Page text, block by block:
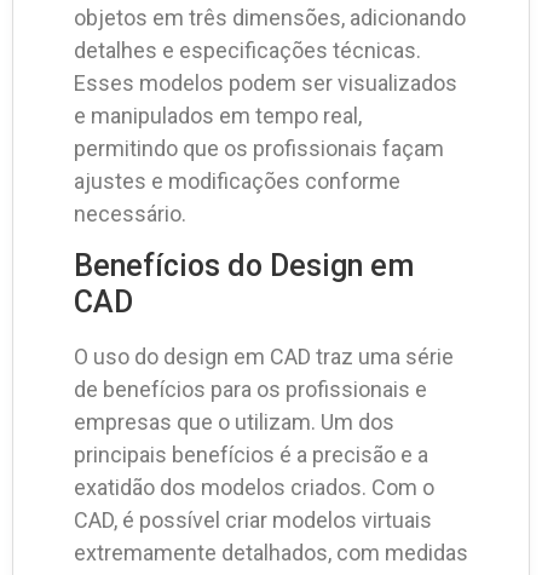
objetos em três dimensões, adicionando
detalhes e especificações técnicas.
Esses modelos podem ser visualizados
e manipulados em tempo real,
permitindo que os profissionais façam
ajustes e modificações conforme
necessário.
Benefícios do Design em
CAD
O uso do design em CAD traz uma série
de benefícios para os profissionais e
empresas que o utilizam. Um dos
principais benefícios é a precisão e a
exatidão dos modelos criados. Com o
CAD, é possível criar modelos virtuais
extremamente detalhados, com medidas